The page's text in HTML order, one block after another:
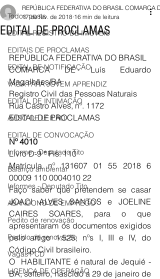
Todos posts
EDITAL REGISTRO DE IMÓVEIS
EDITAIS DE PROCLAMAS
EDITAL DE NOTIFICAÇÃO
VAGA PARA JOVEM APRENDIZ
EDITAL DE INTIMAÇÃO
AVISO DE LEILÃO
EDITAL DE CONVOCAÇÃO
Informe - Deputado Tito
Balanço ambiental
Informes - Deputado Tito
ABANDONO DE EMPREGO
Pedito de renovação
Pedido de renovação
Vagas PCD
LICENÇA DE OPERAÇÃO
EDITAL DE PROCLAMAS
REPÚBLICA FEDERATIVA DO BRASIL COMARCA
17 de fev. de 2018 16 min de leitura
REPÚBLICA FEDERATIVA DO BRASIL
COMARCA DE Luís Eduardo
Magalhães/BA
Registro Civil das Pessoas Naturais
Rua Castro Alves, nº. 1172
EDITAL DE PROCLAMAS
Nº 4010
Livro D-9 * Fls. 110
Matrícula nº 131607 01 55 2018 6
00009 110 0004010 22
Faço saber que pretendem se casar
JOACI ALVES SANTOS e JOELINE
CAIRES SOARES, para o que
apresentaram os documentos exigidos
pelo artigo 1.525, nºs I, III e IV, do
Código Civil brasileiro.
O  HABILITANTE é natural de Jequié -
BA, solteiro, nascido a 29 de janeiro de